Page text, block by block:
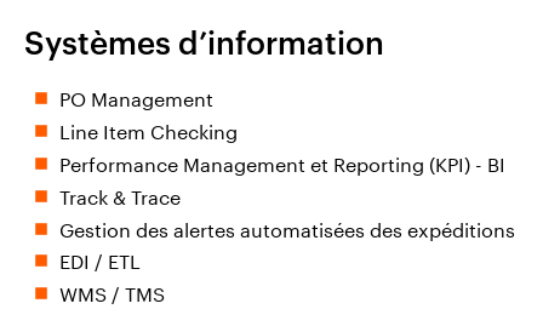
Systèmes d’information
PO Management
Line Item Checking
Performance Management et Reporting (KPI) - BI
Track & Trace
Gestion des alertes automatisées des expéditions
EDI / ETL
WMS / TMS